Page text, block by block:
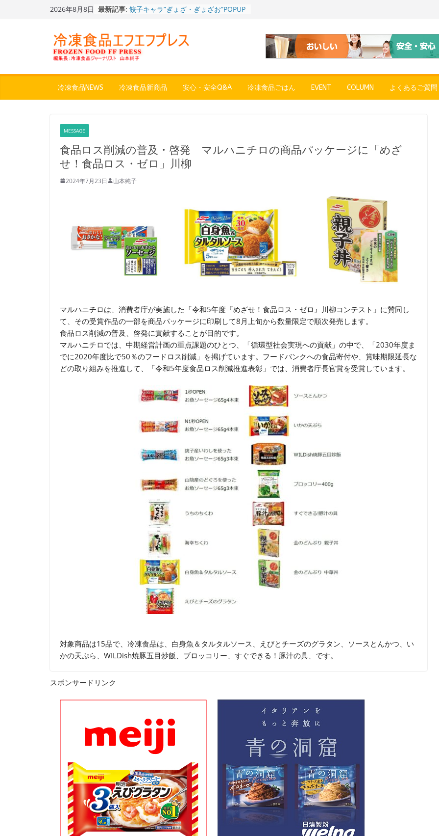
2026年8月8日 最新記事: 餃子キャラ”ぎょざ・ぎょざお”POPUP
「CHEESE WONDER」5周年～夏に限
定さわやかフレーバー「CHEESE
WONDER YELLOW」復刻発売中
どん兵衛 大盛 きつねうどん」
「同 肉うどん」
冷凍ワンプレート№1のニップン、9月
から新ブランド『ニップン、彩りごは
ん。』～”おいしさ”をアピール
冷凍食品NEWS 冷凍食品新商品 安心・安全Q&A 冷凍食品ごはん EVENT COLUMN よくあるご質問
MESSAGE
食品ロス削減の普及・啓発 マルハニチロの商品パッケージに「めざ
せ！食品ロス・ゼロ」川柳
2024年7月23日 山本純子
マルハニチロは、消費者庁が実施した「令和5年度『めざせ！食品ロス・ゼロ』川柳コンテスト」に賛同し
て、その受賞作品の一部を商品パッケージに印刷して8月上旬から数量限定で順次発売します。
食品ロス削減の普及、啓発に貢献することが目的です。
マルハニチロでは、中期経営計画の重点課題のひとつ、「循環型社会実現への貢献」の中で、「2030年度ま
でに2020年度比で50％のフードロス削減」を掲げています。フードバンクへの食品寄付や、賞味期限延長な
どの取り組みを推進して、「令和5年度食品ロス削減推進表彰」では、消費者庁長官賞を受賞しています。
対象商品は15品で、冷凍食品は、白身魚＆タルタルソース、えびとチーズのグラタン、ソースとんかつ、い
かの天ぷら、WILDish焼豚五目炒飯、ブロッコリー、すぐできる！豚汁の具、です。
スポンサードリンク